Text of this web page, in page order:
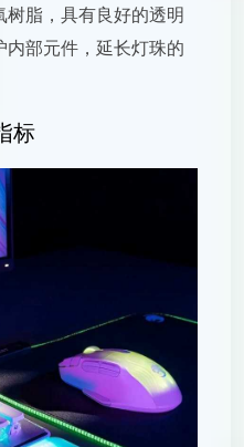
脂，具有良好的透明
部元件，延长灯珠的
标